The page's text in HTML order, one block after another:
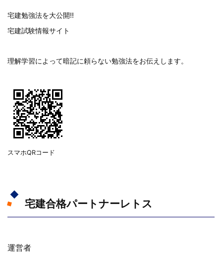
宅建勉強法を大公開!!
宅建試験情報サイト
理解学習によって暗記に頼らない勉強法をお伝えします。
スマホQRコード
宅建合格パートナーレトス
運営者